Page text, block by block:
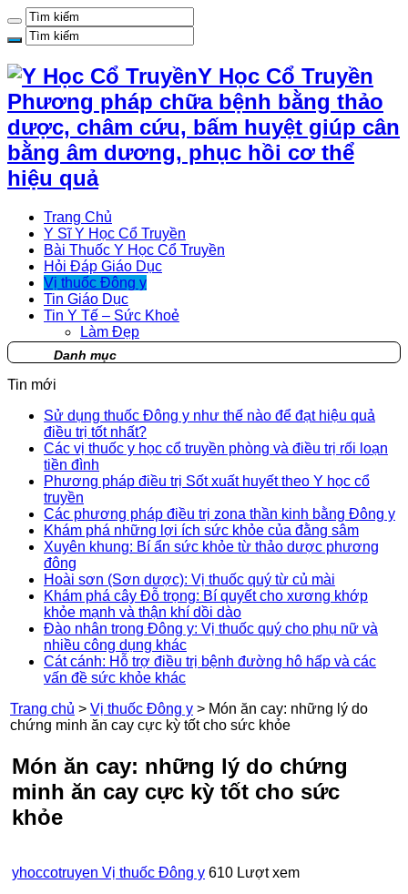
Y Học Cổ Truyền
Phương pháp chữa bệnh bằng thảo
dược, châm cứu, bấm huyệt giúp cân
bằng âm dương, phục hồi cơ thể
hiệu quả
Trang Chủ
Y Sĩ Y Học Cổ Truyền
Bài Thuốc Y Học Cổ Truyền
Hỏi Đáp Giáo Dục
Vị thuốc Đông y
Tin Giáo Dục
Tin Y Tế – Sức Khoẻ
Làm Đẹp
Danh mục
Tin mới
Sử dụng thuốc Đông y như thế nào để đạt hiệu quả
điều trị tốt nhất?
Các vị thuốc y học cổ truyền phòng và điều trị rối loạn
tiền đình
Phương pháp điều trị Sốt xuất huyết theo Y học cổ
truyền
Các phương pháp điều trị zona thần kinh bằng Đông y
Khám phá những lợi ích sức khỏe của đằng sâm
Xuyên khung: Bí ẩn sức khỏe từ thảo dược phương
đông
Hoài sơn (Sơn dược): Vị thuốc quý từ củ mài
Khám phá cây Đỗ trọng: Bí quyết cho xương khớp
khỏe mạnh và thận khí dồi dào
Đào nhân trong Đông y: Vị thuốc quý cho phụ nữ và
nhiều công dụng khác
Cát cánh: Hỗ trợ điều trị bệnh đường hô hấp và các
vấn đề sức khỏe khác
Trang chủ > Vị thuốc Đông y > Món ăn cay: những lý do
chứng minh ăn cay cực kỳ tốt cho sức khỏe
Món ăn cay: những lý do chứng
minh ăn cay cực kỳ tốt cho sức
khỏe
yhoccotruyen Vị thuốc Đông y 610 Lượt xem